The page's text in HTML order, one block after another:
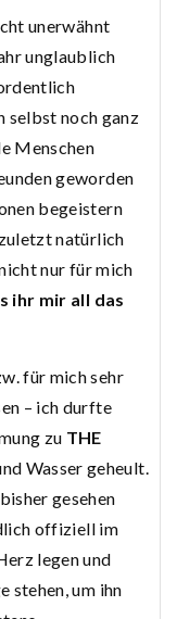
unerwähnt
unglaublich
selbst noch ganz
Menschen
geworden
begeistern
natürlich
nur für mich
ihr mir all das
für mich sehr
– ich durfte
zu THE
Wasser geheult.
gesehen
offiziell im
legen und
stehen, um ihn